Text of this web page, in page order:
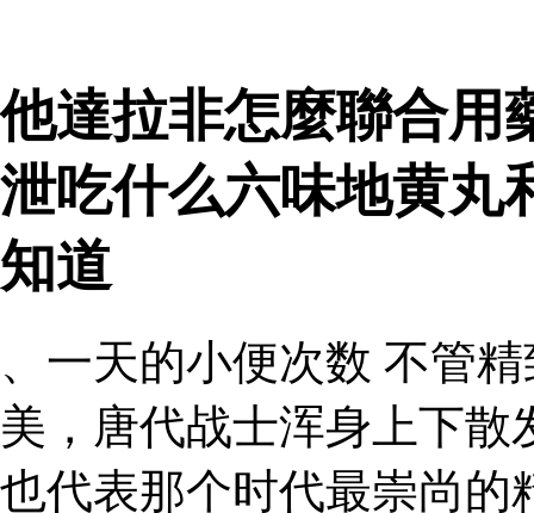
他達拉非怎麼聯合用
泄吃什么六味地黄丸
知道
、一天的小便次数 不管
美，唐代战士浑身上下
也代表那个时代最崇尚的